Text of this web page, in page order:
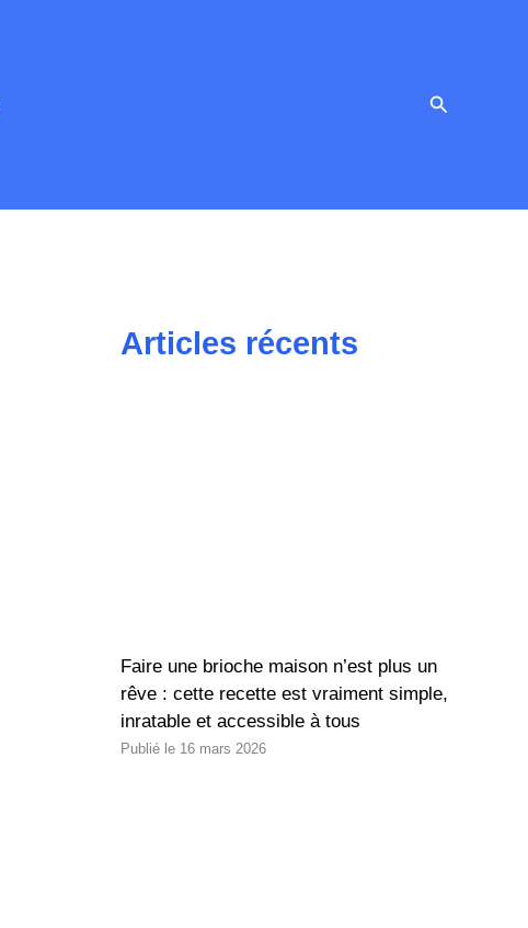
Articles récents
Faire une brioche maison n’est plus un
rêve : cette recette est vraiment simple,
inratable et accessible à tous
16 mars 2026